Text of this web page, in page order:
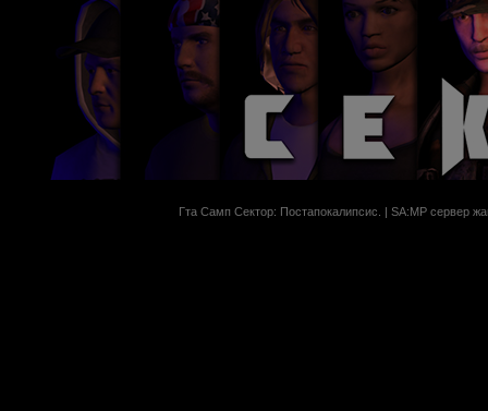
Гта Самп Сектор: Постапокалипсиc. | SA:MP сервер